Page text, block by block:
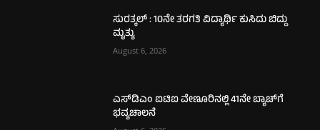
ಸುರತ್ಕಲ್ : 10ನೇ ತರಗತಿ ವಿದ್ಯಾರ್ಥಿ ಕುಸಿದು ಬಿದ್ದು
ಮೃತ್ಯು
August 6, 2026
ಎಸ್‌ಡಿಎಂ ಐಟಿಐ ವೇಣೂರಿನಲ್ಲಿ 41ನೇ ಬ್ಯಾಚ್‌ಗೆ
ಭವ್ಯಚಾಲನೆ